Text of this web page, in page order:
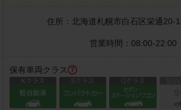
住所： 北海道札幌市白石区栄通20-
営業時間： 08:00-22:00
保有車両クラス